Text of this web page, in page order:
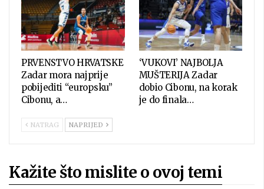
PRVENSTVO HRVATSKE
Zadar mora najprije
pobijediti “europsku”
Cibonu, a…
‘VUKOVI’ NAJBOLJA
MUŠTERIJA Zadar
dobio Cibonu, na korak
je do finala…
NATRAG NAPRIJED
Kažite što mislite o ovoj temi